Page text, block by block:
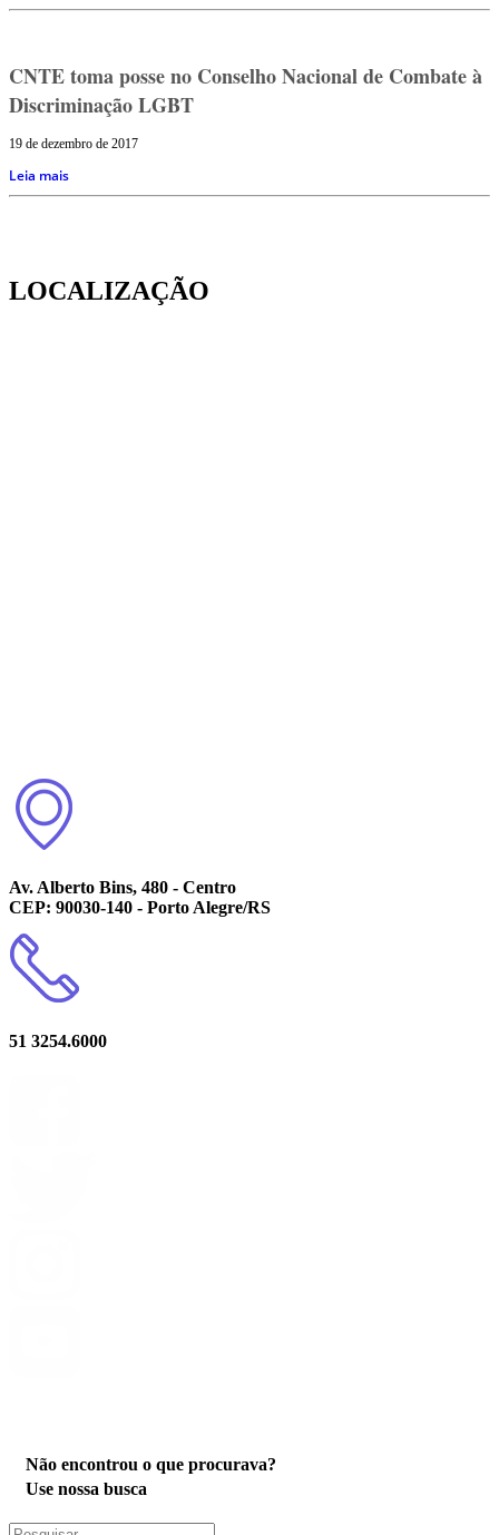
CNTE toma posse no Conselho Nacional de Combate à
Discriminação LGBT
19 de dezembro de 2017
Leia mais
LOCALIZAÇÃO
Av. Alberto Bins, 480 - Centro
CEP: 90030-140 - Porto Alegre/RS
51 3254.6000
Não encontrou o que procurava?
Use nossa busca